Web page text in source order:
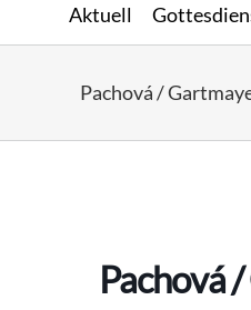
Inhalt
Aktuell
Pachová /
Pachová